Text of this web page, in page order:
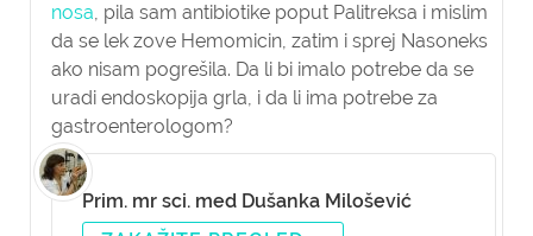
nosa, pila sam antibiotike poput Palitreksa i mislim
da se lek zove Hemomicin, zatim i sprej Nasoneks
ako nisam pogrešila. Da li bi imalo potrebe da se
uradi endoskopija grla, i da li ima potrebe za
gastroenterologom?
Prim. mr sci. med Dušanka Milošević